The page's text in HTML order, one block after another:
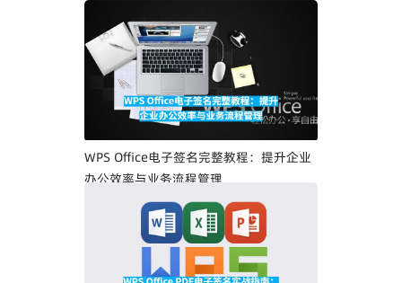
WPS Office电子签名完整教程：提升企业
办公效率与业务流程管理